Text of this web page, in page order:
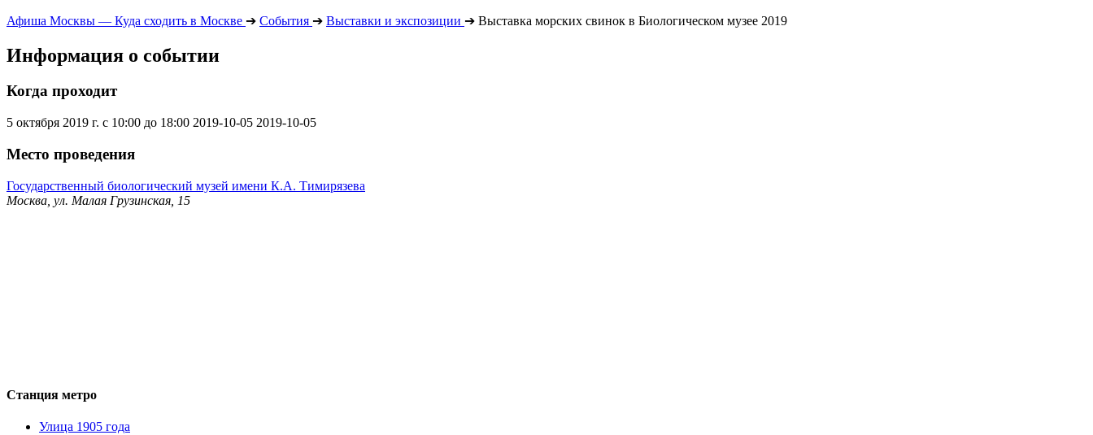
Афиша Москвы — Куда сходить в Москве ➔ События ➔ Выставки и экспозиции ➔ Выставка морских свинок в Биологическом музее 2019
Информация о событии
Когда проходит
5 октября 2019 г. с 10:00 до 18:00 2019-10-05 2019-10-05
Место проведения
Государственный биологический музей имени К.А. Тимирязева
Москва, ул. Малая Грузинская, 15
Станция метро
Улица 1905 года